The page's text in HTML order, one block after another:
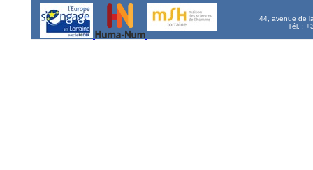
44, avenue de
Tél. :